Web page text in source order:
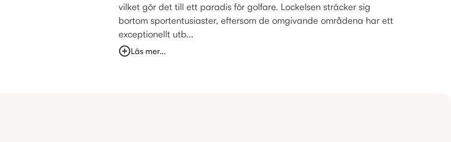
vilket gör det till ett paradis för golfare. Lockelsen sträcker sig
bortom sportentusiaster, eftersom de omgivande områdena har ett
exceptionellt utb...
Läs mer...